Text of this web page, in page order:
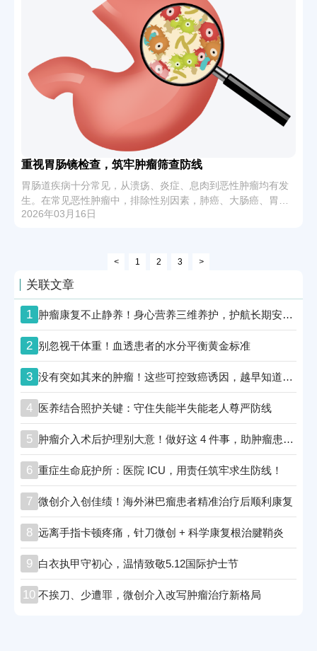
重视胃肠镜检查，筑牢肿瘤筛查防线
胃肠道疾病十分常见，从溃疡、炎症、息肉到恶性肿瘤均有发
生。在常见恶性肿瘤中，排除性别因素，肺癌、大肠癌、胃癌
位列前三，其中大肠癌发病增速最显著，已从上世纪70年代初
2026年03月16日
< 1 2 3 >
关联文章
1 肿瘤康复不止静养！身心营养三维养护，护航长期安稳生活
2 别忽视干体重！血透患者的水分平衡黄金标准
3 没有突如其来的肿瘤！这些可控致癌诱因，越早知道越安全
4 医养结合照护关键：守住失能半失能老人尊严防线
5 肿瘤介入术后护理别大意！做好这 4 件事，助肿瘤患者顺利康复
6 重症生命庇护所：医院 ICU，用责任筑牢求生防线！
7 微创介入创佳绩！海外淋巴瘤患者精准治疗后顺利康复
8 远离手指卡顿疼痛，针刀微创 + 科学康复根治腱鞘炎
9 白衣执甲守初心，温情致敬5.12国际护士节
10 不挨刀、少遭罪，微创介入改写肿瘤治疗新格局